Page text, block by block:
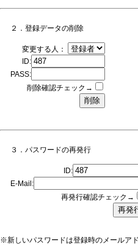
２．登録データの削除
変更する人：
ID:
PASS:
削除確認チェック→
３．パスワードの再発行
ID:
E-Mail:
再発行確認チェック→
※新しいパスワードは登録時のメールア